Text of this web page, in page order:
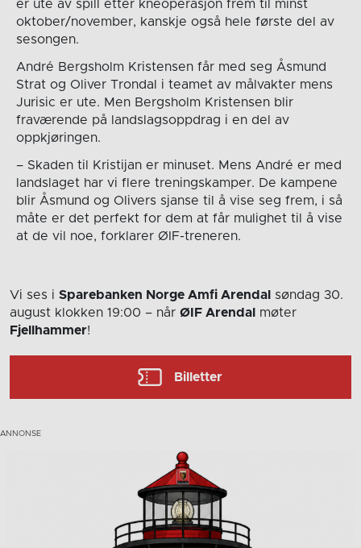
er ute av spill etter kneoperasjon frem til minst
oktober/november, kanskje også hele første del av
sesongen.
André Bergsholm Kristensen får med seg Åsmund
Strat og Oliver Trondal i teamet av målvakter mens
Jurisic er ute. Men Bergsholm Kristensen blir
fraværende på landslagsoppdrag i en del av
oppkjøringen.
– Skaden til Kristijan er minuset. Mens André er med
landslaget har vi flere treningskamper. De kampene
blir Åsmund og Olivers sjanse til å vise seg frem, i så
måte er det perfekt for dem at får mulighet til å vise
at de vil noe, forklarer ØIF-treneren.
Vi ses i Sparebanken Norge Amfi Arendal
søndag 30.
august klokken 19:00 – når ØIF Arendal
møter
Fjellhammer!
Billetter